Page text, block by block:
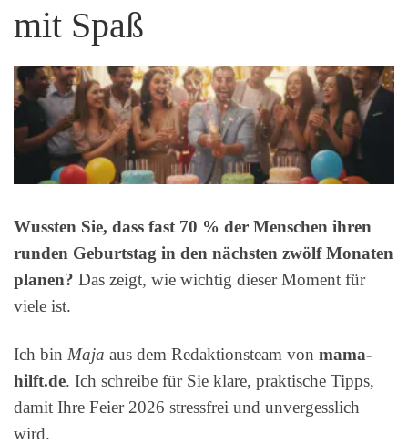
mit Spaß
Wussten Sie, dass fast 70 % der Menschen ihren
runden Geburtstag in den nächsten zwölf Monaten
planen? Das zeigt, wie wichtig dieser Moment für
viele ist.
Ich bin Maja aus dem Redaktionsteam von mama-
hilft.de. Ich schreibe für Sie klare, praktische Tipps,
damit Ihre Feier 2026 stressfrei und unvergesslich
wird.